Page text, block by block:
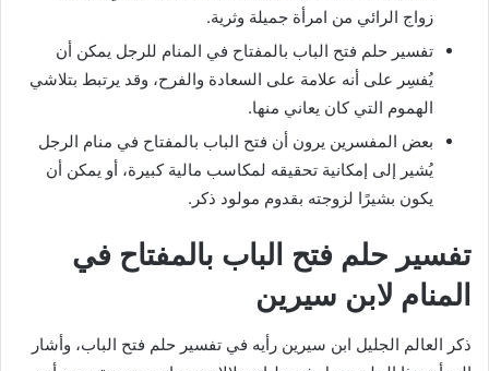
زواج الرائي من امرأة جميلة وثرية.
تفسير حلم فتح الباب بالمفتاح في المنام للرجل يمكن أن
يُفسِر على أنه علامة على السعادة والفرح، وقد يرتبط بتلاشي
الهموم التي كان يعاني منها.
بعض المفسرين يرون أن فتح الباب بالمفتاح في منام الرجل
يُشير إلى إمكانية تحقيقه لمكاسب مالية كبيرة، أو يمكن أن
يكون بشيرًا لزوجته بقدوم مولود ذكر.
تفسير حلم فتح الباب بالمفتاح في
المنام لابن سيرين
ذكر العالم الجليل ابن سيرين رأيه في تفسير حلم فتح الباب، وأشار